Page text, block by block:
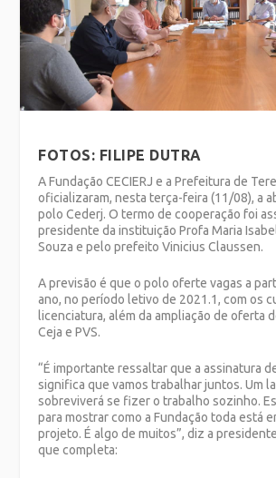
FOTOS: FILIPE DUTRA
A Fundação CECIERJ e a Prefeitura de
oficializaram, nesta terça-feira (11/08), a
polo Cederj. O termo de cooperação foi
presidente da instituição Profa Maria
Souza e pelo prefeito Vinicius Claussen.
A previsão é que o polo oferte vagas a
ano, no período letivo de 2021.1, com os
licenciatura, além da ampliação de oferta
Ceja e PVS.
“É importante ressaltar que a assinatura
significa que vamos trabalhar juntos. Um
sobreviverá se fizer o trabalho sozinho.
para mostrar como a Fundação toda está
projeto. É algo de muitos”, diz a
que completa: